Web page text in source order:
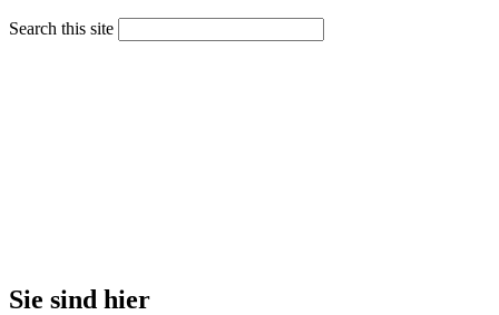
Search this site
Sie sind hier